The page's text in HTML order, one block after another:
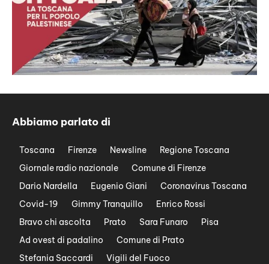
Abbiamo parlato di
Toscana Firenze Newsline
Regione Toscana
Giornale radio nazionale
Comune di Firenze
Dario Nardella
Eugenio Giani
Coronavirus Toscana
Covid-19
Gimmy Tranquillo
Enrico Rossi
Bravo chi ascolta
Prato Sara Funaro
Pisa
Ad ovest di padalino
Comune di Prato
Stefania Saccardi
Vigili del Fuoco